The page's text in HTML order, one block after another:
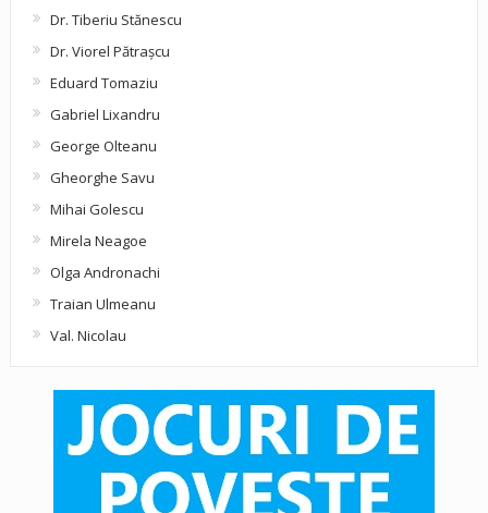
Dr. Tiberiu Stănescu
Dr. Viorel Pătraşcu
Eduard Tomaziu
Gabriel Lixandru
George Olteanu
Gheorghe Savu
Mihai Golescu
Mirela Neagoe
Olga Andronachi
Traian Ulmeanu
Val. Nicolau